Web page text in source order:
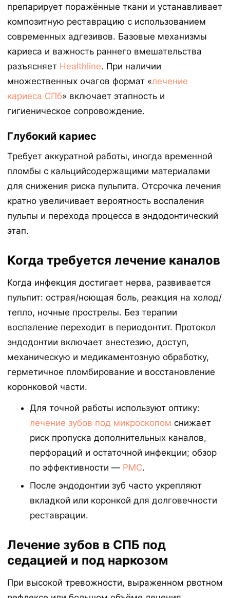
препарирует поражённые ткани и устанавливает
композитную реставрацию с использованием
современных адгезивов. Базовые механизмы
кариеса и важность раннего вмешательства
разъясняет Healthline. При наличии
множественных очагов формат «лечение
кариеса СПб» включает этапность и
гигиеническое сопровождение.
Глубокий кариес
Требует аккуратной работы, иногда временной
пломбы с кальцийсодержащими материалами
для снижения риска пульпита. Отсрочка лечения
кратно увеличивает вероятность воспаления
пульпы и перехода процесса в эндодонтический
этап.
Когда требуется лечение каналов
Когда инфекция достигает нерва, развивается
пульпит: острая/ноющая боль, реакция на холод/
тепло, ночные прострелы. Без терапии
воспаление переходит в периодонтит. Протокол
эндодонтии включает анестезию, доступ,
механическую и медикаментозную обработку,
герметичное пломбирование и восстановление
коронковой части.
Для точной работы используют оптику:
лечение зубов под микроскопом снижает
риск пропуска дополнительных каналов,
перфораций и остаточной инфекции; обзор
по эффективности — PMC.
После эндодонтии зуб часто укрепляют
вкладкой или коронкой для долговечности
реставрации.
Лечение зубов в СПБ под
седацией и под наркозом
При высокой тревожности, выраженном рвотном